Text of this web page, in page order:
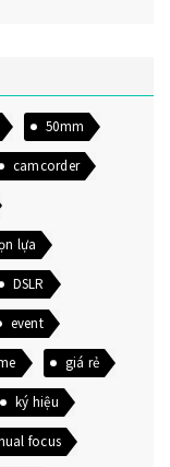
50mm
camcorder
lựa
DSLR
event
giá rẻ
ký hiệu
focus